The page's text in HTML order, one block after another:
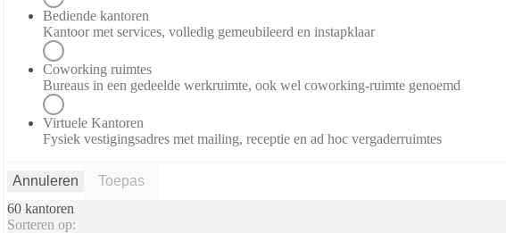
Bediende kantoren
Kantoor met services, volledig gemeubileerd en instapklaar
Coworking ruimtes
Bureaus in een gedeelde werkruimte, ook wel coworking-ruimte genoemd
Virtuele Kantoren
Fysiek vestigingsadres met mailing, receptie en ad hoc vergaderruimtes
Annuleren
Toepas
60 kantoren
Sorteren op: